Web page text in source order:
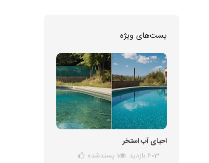
پست‌های ویژه
احیای آب استخر
603 بازدید
1 پسندشده